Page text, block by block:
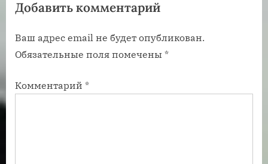
з
п
и
ь
з
п
и
ь
Добавить комментарий
Ваш адрес email не будет опубликован.
Обязательные поля помечены *
Комментарий *